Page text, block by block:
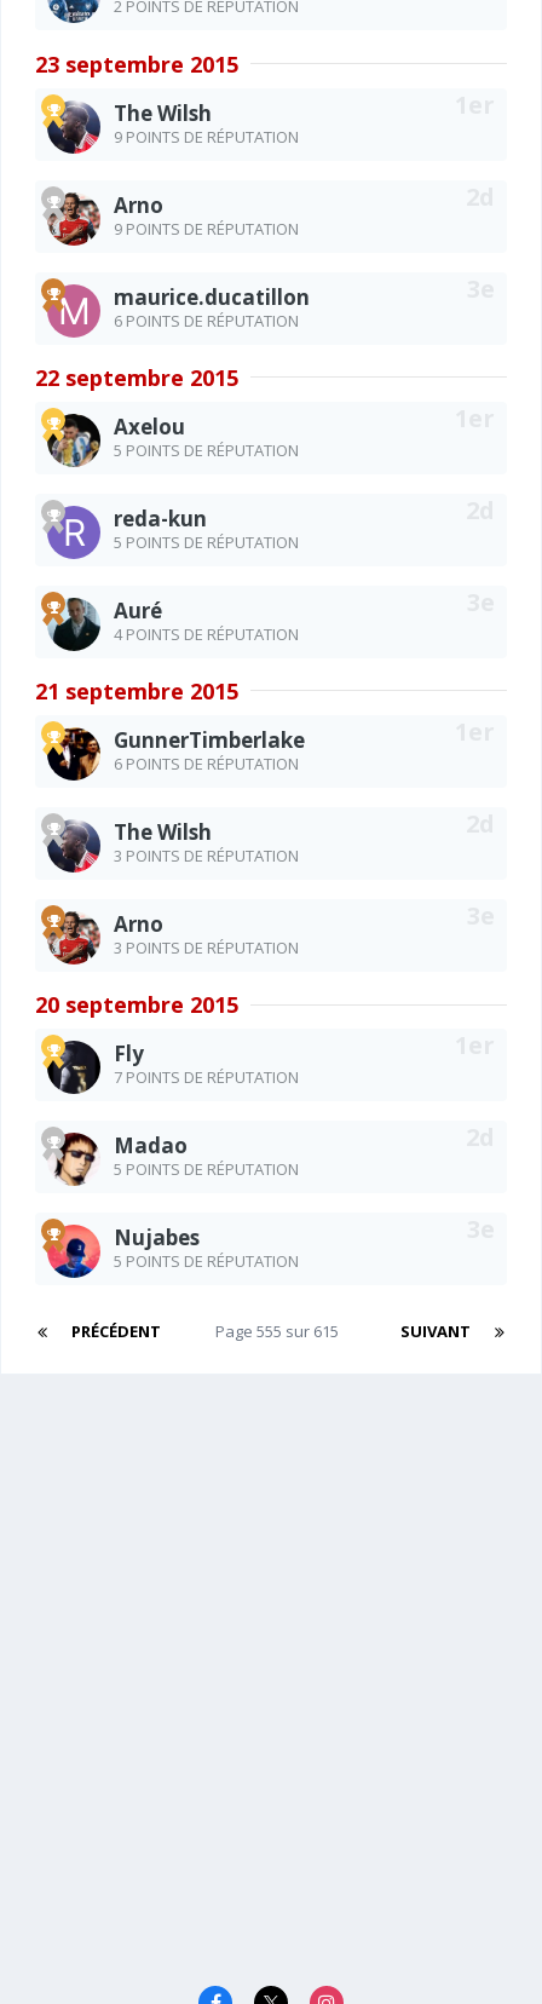
2 POINTS DE RÉPUTATION
23 septembre 2015
The Wilsh
9 POINTS DE RÉPUTATION
Arno
9 POINTS DE RÉPUTATION
maurice.ducatillon
6 POINTS DE RÉPUTATION
22 septembre 2015
Axelou
5 POINTS DE RÉPUTATION
reda-kun
5 POINTS DE RÉPUTATION
Auré
4 POINTS DE RÉPUTATION
21 septembre 2015
GunnerTimberlake
6 POINTS DE RÉPUTATION
The Wilsh
3 POINTS DE RÉPUTATION
Arno
3 POINTS DE RÉPUTATION
20 septembre 2015
Fly
7 POINTS DE RÉPUTATION
Madao
5 POINTS DE RÉPUTATION
Nujabes
5 POINTS DE RÉPUTATION
PRÉCÉDENT SUIVANT
Page 555 sur 615